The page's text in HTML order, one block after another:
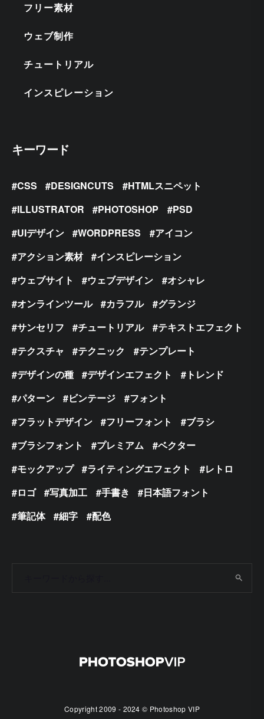
フリー素材
ウェブ制作
チュートリアル
インスピレーション
キーワード
CSS DESIGNCUTS
HTMLスニペット
ILLUSTRATOR
PHOTOSHOP
PSD
UIデザイン
WORDPRESS
アイコン
アクション素材
インスピレーション
ウェブサイト
ウェブデザイン
オシャレ
オンラインツール
カラフル
グランジ
サンセリフ
チュートリアル
テキストエフェクト
テクスチャ
テクニック
テンプレート
デザインの種
デザインエフェクト
トレンド
パターン
ビンテージ
フォント
フラットデザイン
フリーフォント
ブラシ
ブラシフォント
プレミアム
ベクター
モックアップ
ライティングエフェクト
レトロ
ロゴ
写真加工 手書き
日本語フォント
筆記体
細字 配色
Copyright 2009 - 2024 © Photoshop VIP